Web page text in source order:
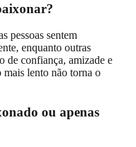
pessoas sentem
enquanto outras
de confiança, amizade e
lento não torna o
ou apenas